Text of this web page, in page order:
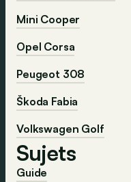
Mini Cooper
Opel Corsa
Peugeot 308
Škoda Fabia
Volkswagen Golf
Sujets
Guide